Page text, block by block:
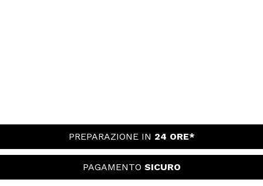
PREPARAZIONE IN 24 ORE*
PAGAMENTO SICURO